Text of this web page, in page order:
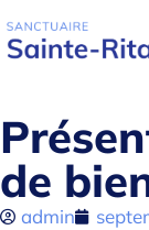
de
admin